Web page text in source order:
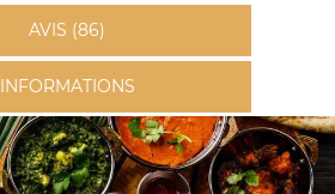
AVIS (86)
INFORMATIONS